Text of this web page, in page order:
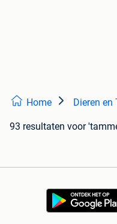
Home Dieren en
93 resultaten voor